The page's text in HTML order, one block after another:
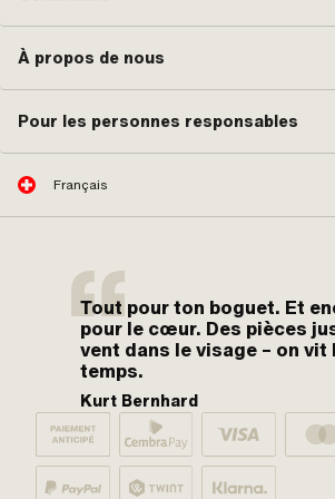
À propos de nous
Pour les personnes responsables
Français
Tout pour ton boguet. Et
pour le cœur. Des pièces
vent dans le visage – on vit
temps.
Kurt Bernhard